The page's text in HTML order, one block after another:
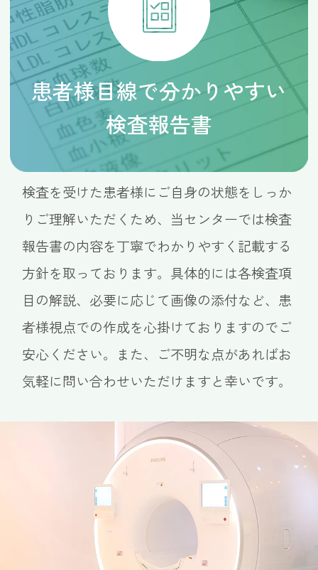
患者様目線で分かりやすい
検査報告書
検査を受けた患者様にご自身の状態をしっか
りご理解いただくため、当センターでは検査
報告書の内容を丁寧でわかりやすく記載する
方針を取っております。具体的には各検査項
目の解説、必要に応じて画像の添付など、患
者様視点での作成を心掛けておりますのでご
安心ください。また、ご不明な点があればお
気軽に問い合わせいただけますと幸いです。